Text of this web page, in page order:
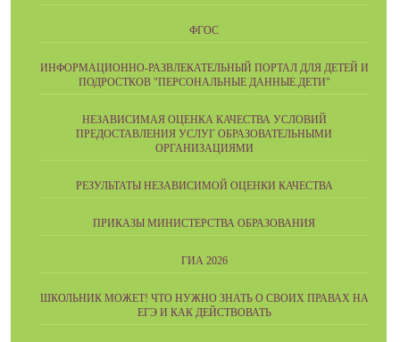
ФГОС
ИНФОРМАЦИОННО-РАЗВЛЕКАТЕЛЬНЫЙ ПОРТАЛ ДЛЯ ДЕТЕЙ И
ПОДРОСТКОВ "ПЕРСОНАЛЬНЫЕ ДАННЫЕ.ДЕТИ"
НЕЗАВИСИМАЯ ОЦЕНКА КАЧЕСТВА УСЛОВИЙ
ПРЕДОСТАВЛЕНИЯ УСЛУГ ОБРАЗОВАТЕЛЬНЫМИ
ОРГАНИЗАЦИЯМИ
РЕЗУЛЬТАТЫ НЕЗАВИСИМОЙ ОЦЕНКИ КАЧЕСТВА
ПРИКАЗЫ МИНИСТЕРСТВА ОБРАЗОВАНИЯ
ГИА 2026
ШКОЛЬНИК МОЖЕТ! ЧТО НУЖНО ЗНАТЬ О СВОИХ ПРАВАХ НА
ЕГЭ И КАК ДЕЙСТВОВАТЬ